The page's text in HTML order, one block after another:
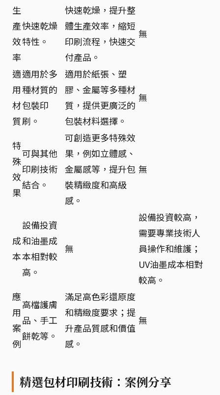
生
產
效
率
快速乾燥
特性。
快速乾燥，提升整
體生產效率，縮短
印刷流程，快速交
付產品。
無
適
用
材
質
適用於多
種材質的
包裝印
刷。
適用於紙張、塑
膠、金屬等多種材
質，提供更廣泛的
包裝材料選擇。
無
特
殊
效
果
可與其他
印刷技術
結合。
可創造更多特殊效
果，例如立體感、
金屬感等，提升包
裝精緻度和高級
感。
無
成
本
設備投資
和油墨成
本相對較
高。
無
設備投資較高，
需要專業技術人
員操作和維護；
UV油墨成本相對
較高。
應
用
案
例
高檔護膚
品、手工
餅乾等。
滿足高色彩還原度
和精緻度要求；提
升產品質感和價值
感。
無
精選包材印刷技術：案例分享